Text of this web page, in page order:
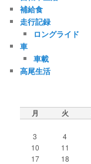
補給食
走行記録
ロングライド
車
車載
高尾生活
月 火
3
4
10
11
17
18